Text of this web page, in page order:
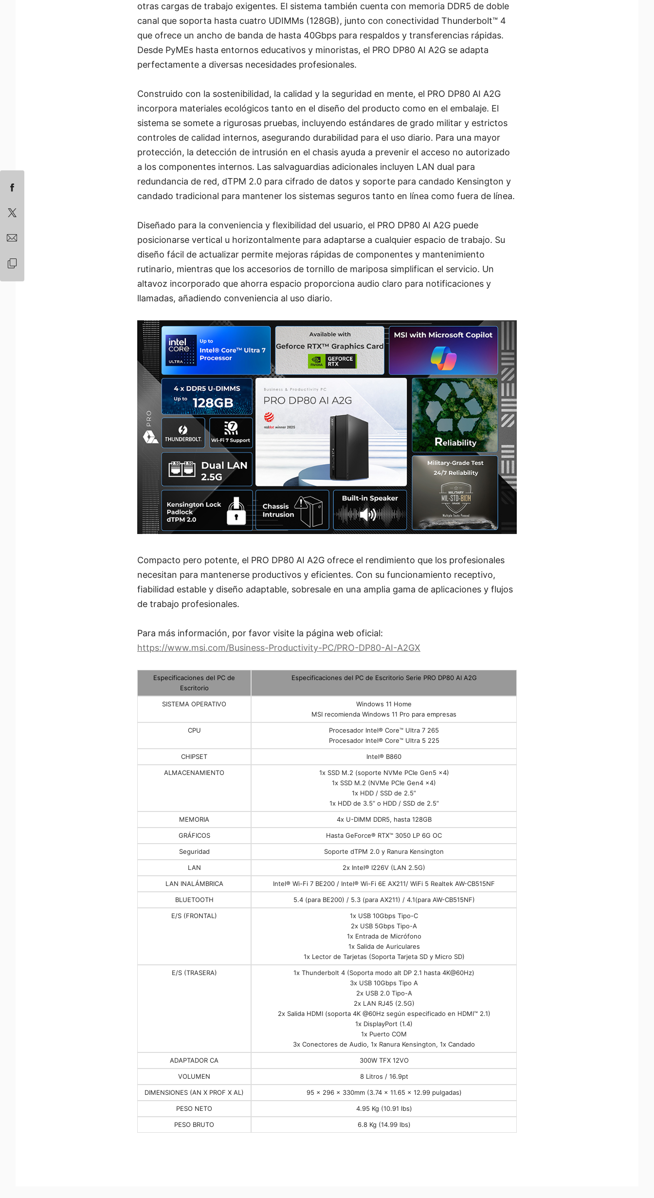
otras cargas de trabajo exigentes. El sistema también cuenta con memoria DDR5 de doble
canal que soporta hasta cuatro UDIMMs (128GB), junto con conectividad Thunderbolt™ 4
que ofrece un ancho de banda de hasta 40Gbps para respaldos y transferencias rápidas.
Desde PyMEs hasta entornos educativos y minoristas, el PRO DP80 AI A2G se adapta
perfectamente a diversas necesidades profesionales.
Construido con la sostenibilidad, la calidad y la seguridad en mente, el PRO DP80 AI A2G
incorpora materiales ecológicos tanto en el diseño del producto como en el embalaje. El
sistema se somete a rigurosas pruebas, incluyendo estándares de grado militar y estrictos
controles de calidad internos, asegurando durabilidad para el uso diario. Para una mayor
protección, la detección de intrusión en el chasis ayuda a prevenir el acceso no autorizado
a los componentes internos. Las salvaguardias adicionales incluyen LAN dual para
redundancia de red, dTPM 2.0 para cifrado de datos y soporte para candado Kensington y
candado tradicional para mantener los sistemas seguros tanto en línea como fuera de línea.
Diseñado para la conveniencia y flexibilidad del usuario, el PRO DP80 AI A2G puede
posicionarse vertical u horizontalmente para adaptarse a cualquier espacio de trabajo. Su
diseño fácil de actualizar permite mejoras rápidas de componentes y mantenimiento
rutinario, mientras que los accesorios de tornillo de mariposa simplifican el servicio. Un
altavoz incorporado que ahorra espacio proporciona audio claro para notificaciones y
llamadas, añadiendo conveniencia al uso diario.
Compacto pero potente, el PRO DP80 AI A2G ofrece el rendimiento que los profesionales
necesitan para mantenerse productivos y eficientes. Con su funcionamiento receptivo,
fiabilidad estable y diseño adaptable, sobresale en una amplia gama de aplicaciones y flujos
de trabajo profesionales.
Para más información, por favor visite la página web oficial:
https://www.msi.com/Business-Productivity-PC/PRO-DP80-AI-A2GX
Especificaciones del PC de
Escritorio
Especificaciones del PC de Escritorio Serie PRO DP80 AI A2G
SISTEMA OPERATIVO
Windows 11 Home
MSI recomienda Windows 11 Pro para empresas
CPU
Procesador Intel® Core™ Ultra 7 265
Procesador Intel® Core™ Ultra 5 225
CHIPSET Intel® B860
ALMACENAMIENTO
1x SSD M.2 (soporte NVMe PCIe Gen5 x4)
1x SSD M.2 (NVMe PCIe Gen4 x4)
1x HDD / SSD de 2.5”
1x HDD de 3.5” o HDD / SSD de 2.5”
MEMORIA 4x U-DIMM DDR5, hasta 128GB
GRÁFICOS Hasta GeForce® RTX™ 3050 LP 6G OC
Seguridad Soporte dTPM 2.0 y Ranura Kensington
LAN 2x Intel® I226V (LAN 2.5G)
LAN INALÁMBRICA Intel® Wi-Fi 7 BE200 / Intel® Wi-Fi 6E AX211/ WiFi 5 Realtek AW-CB515NF
BLUETOOTH 5.4 (para BE200) / 5.3 (para AX211) / 4.1(para AW-CB515NF)
E/S (FRONTAL)
1x USB 10Gbps Tipo-C
2x USB 5Gbps Tipo-A
1x Entrada de Micrófono
1x Salida de Auriculares
1x Lector de Tarjetas (Soporta Tarjeta SD y Micro SD)
E/S (TRASERA)
1x Thunderbolt 4 (Soporta modo alt DP 2.1 hasta 4K@60Hz)
3x USB 10Gbps Tipo A
2x USB 2.0 Tipo-A
2x LAN RJ45 (2.5G)
2x Salida HDMI (soporta 4K @60Hz según especificado en HDMI™ 2.1)
1x DisplayPort (1.4)
1x Puerto COM
3x Conectores de Audio, 1x Ranura Kensington, 1x Candado
ADAPTADOR CA 300W TFX 12VO
VOLUMEN 8 Litros / 16.9pt
DIMENSIONES (AN X PROF X AL) 95 x 296 x 330mm (3.74 x 11.65 x 12.99 pulgadas)
PESO NETO 4.95 Kg (10.91 lbs)
PESO BRUTO 6.8 Kg (14.99 lbs)